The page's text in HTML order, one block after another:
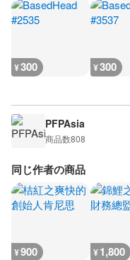
¥300 ¥300
PFPAsia
商品数808
同じ作者の商品
¥900 ¥1,800